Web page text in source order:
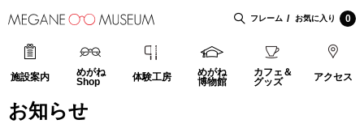
フレーム お気に入り 0
施設案内
めがね
Shop
体験工房
めがね
博物館
カフェ＆
グッズ
アクセス
お知らせ